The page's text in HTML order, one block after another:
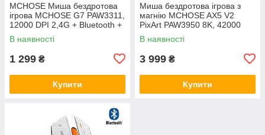
MCHOSE Миша бездротова
ігрова MCHOSE G7 PAW3311,
12000 DPI 2,4G + Bluetooth +
Wired White
В наявності
1 299 ₴
Купити
Миша бездротова ігрова з
магнію MCHOSE AX5 V2
PixArt PAW3950 8K, 42000
DPI 2,4G+Bluetooth+Wired
В наявності
3 999 ₴
Купити